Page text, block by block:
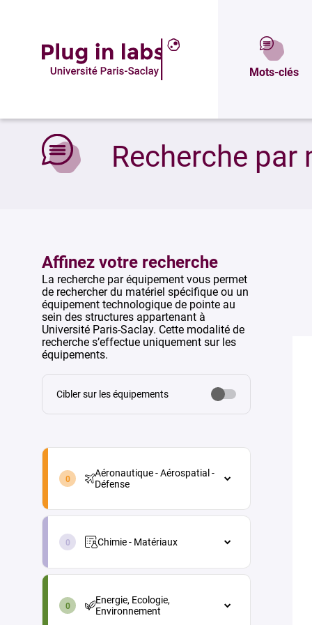
Mots-clés
Recherche par
Affinez votre recherche
La recherche par équipement vous permet
de rechercher du matériel spécifique ou un
équipement technologique de pointe au
sein des structures appartenant à
Université Paris-Saclay. Cette modalité de
recherche s’effectue uniquement sur les
équipements.
Cibler sur les équipements
aeronautique-
defense-
Aéronautique - Aérospatial -
Défense
équipements
Matériaux et procédés
chimie-
materiaux-
Chimie - Matériaux
Chimie physique (électrochimie,
thermochimie...)
energie-
environnement-Energie, Ecologie,
Environnement